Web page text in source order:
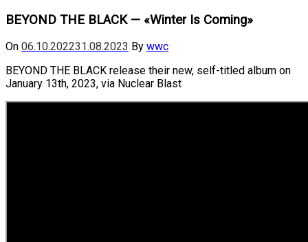
BEYOND THE BLACK — «Winter Is Coming»
On 06.10.202231.08.2023 By wwc
BEYOND THE BLACK release their new, self-titled album on
January 13th, 2023, via Nuclear Blast